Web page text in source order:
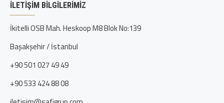
İLETIŞIM BILGILERIMIZ
İkitelli OSB Mah. Heskoop M8 Blok No:139
Başakşehir / İstanbul
+90 501 027 49 49
+90 533 424 88 08